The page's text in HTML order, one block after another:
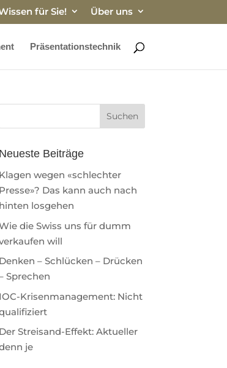
für Sie! Über uns
Präsentationstechnik
Neueste Beiträge
Klagen wegen «schlechter
Presse»? Das kann auch nach
hinten losgehen
die Swiss uns für dumm
will
Denken – Schlücken – Drücken
Sprechen
IOC-Krisenmanagement: Nicht
Der Streisand-Effekt: Aktueller
je